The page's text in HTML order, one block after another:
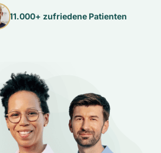
11.000+ zufriedene Patienten